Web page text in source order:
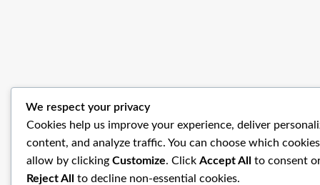
We respect your privacy
Cookies help us improve your experience, deliver
content, and analyze traffic. You can choose which
allow by clicking Customize. Click Accept All
to consent
Reject All
to decline non-essential cookies.